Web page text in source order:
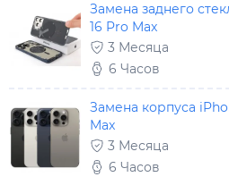
Замена заднего
16 Pro Max
3 Месяца
6 Часов
Замена корпуса
Max
3 Месяца
6 Часов